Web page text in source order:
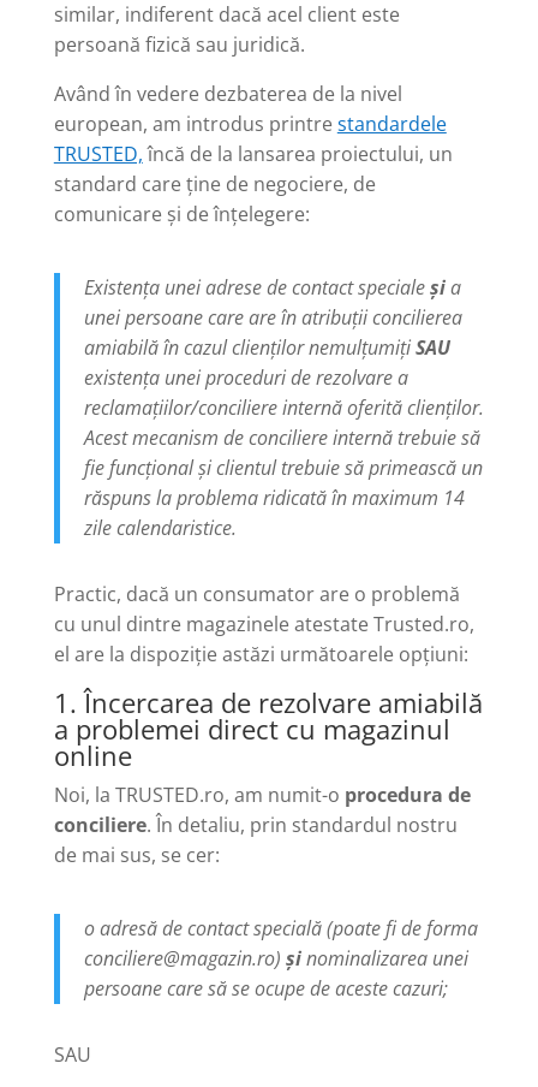
similar, indiferent dacă acel client este
persoană fizică sau juridică.
Având în vedere dezbaterea de la nivel
european, am introdus printrestandardele
TRUSTED,încă de la lansarea proiectului, un
standard care ține de negociere, de
comunicare și de înțelegere:
Existența unei adrese de contact specialeșia
unei persoane care are în atribuții concilierea
amiabilă în cazul clienților nemulțumițiSAU
existența unei proceduri de rezolvare a
reclamațiilor/conciliere internă oferită clienților.
Acest mecanism de conciliere internă trebuie să
fie funcțional și clientul trebuie să primească un
răspuns la problema ridicată în maximum 14
zile calendaristice.
Practic, dacă un consumator are o problemă
cu unul dintre magazinele atestate Trusted.ro,
el are la dispoziție astăzi următoarele opțiuni:
1. Încercarea de rezolvare amiabilă
a problemei direct cu magazinul
online
Noi, la TRUSTED.ro, am numit-o procedura de
conciliere. În detaliu, prin standardul nostru
de mai sus, se cer:
o adresă de contact specială (poate fi de forma
conciliere@magazin.ro) șinominalizarea unei
persoane care să se ocupe de aceste cazuri;
SAU